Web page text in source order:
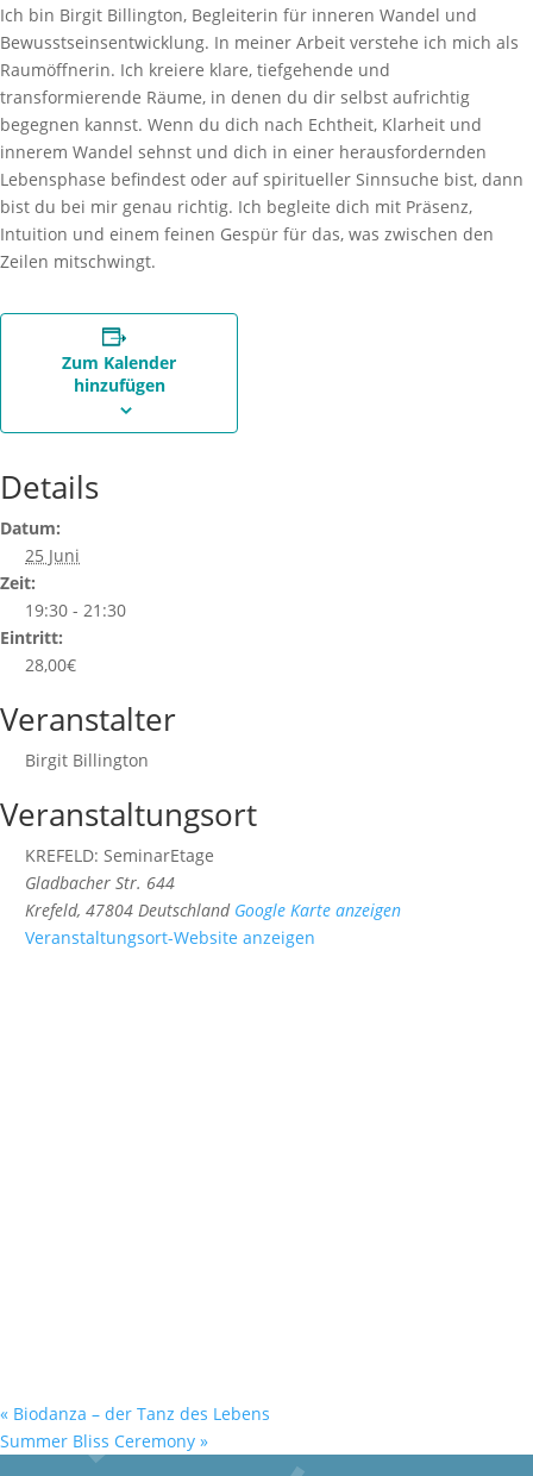
Ich bin Birgit Billington, Begleiterin für inneren Wandel und
Bewusstseinsentwicklung. In meiner Arbeit verstehe ich mich als
Raumöffnerin. Ich kreiere klare, tiefgehende und
transformierende Räume, in denen du dir selbst aufrichtig
begegnen kannst. Wenn du dich nach Echtheit, Klarheit und
innerem Wandel sehnst und dich in einer herausfordernden
Lebensphase befindest oder auf spiritueller Sinnsuche bist, dann
bist du bei mir genau richtig. Ich begleite dich mit Präsenz,
Intuition und einem feinen Gespür für das, was zwischen den
Zeilen mitschwingt.
Zum Kalender
hinzufügen
Details
Datum:
25 Juni
Zeit:
19:30 - 21:30
Eintritt:
28,00€
Veranstalter
Birgit Billington
Veranstaltungsort
KREFELD: SeminarEtage
Gladbacher Str. 644
Krefeld, 47804 Deutschland Google Karte anzeigen
Veranstaltungsort-Website anzeigen
« Biodanza – der Tanz des Lebens
Summer Bliss Ceremony »